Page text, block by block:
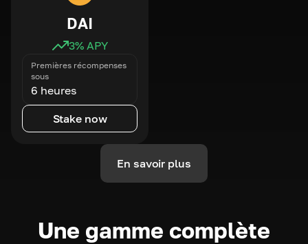
DAI
3% APY
Premières récompenses
sous
6 heures
Stake now
En savoir plus
Une gamme complète